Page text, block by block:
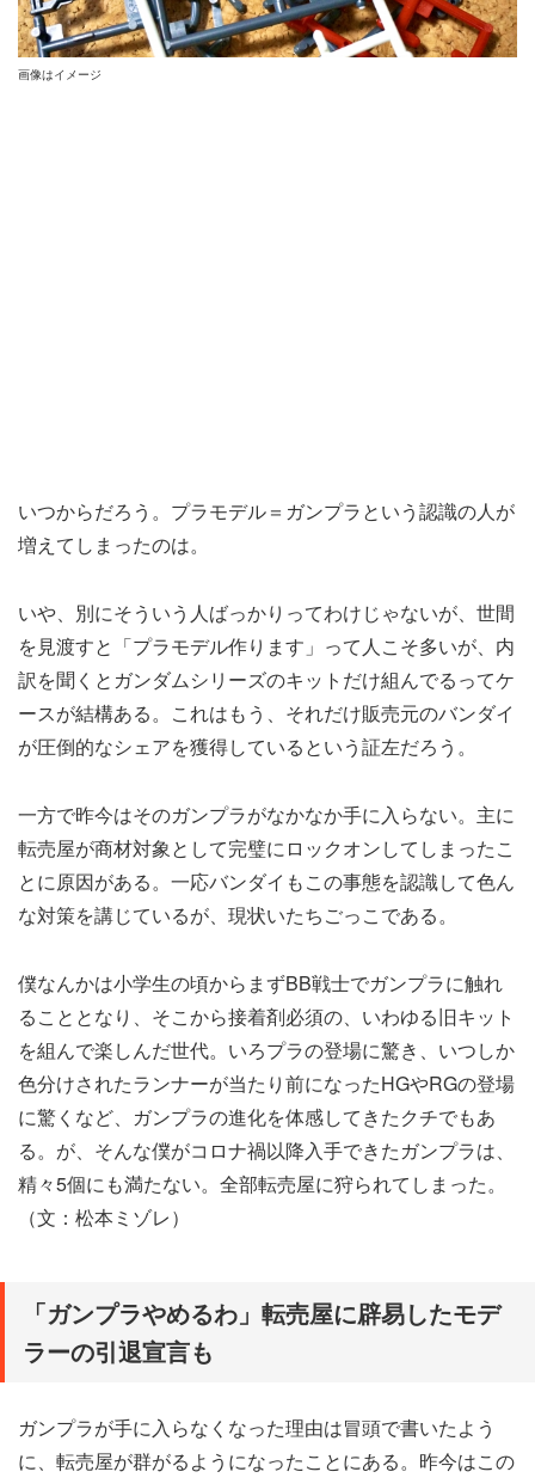
画像はイメージ
いつからだろう。プラモデル＝ガンプラという認識の人が
増えてしまったのは。
いや、別にそういう人ばっかりってわけじゃないが、世間
を見渡すと「プラモデル作ります」って人こそ多いが、内
訳を聞くとガンダムシリーズのキットだけ組んでるってケ
ースが結構ある。これはもう、それだけ販売元のバンダイ
が圧倒的なシェアを獲得しているという証左だろう。
一方で昨今はそのガンプラがなかなか手に入らない。主に
転売屋が商材対象として完璧にロックオンしてしまったこ
とに原因がある。一応バンダイもこの事態を認識して色ん
な対策を講じているが、現状いたちごっこである。
僕なんかは小学生の頃からまずBB戦士でガンプラに触れ
ることとなり、そこから接着剤必須の、いわゆる旧キット
を組んで楽しんだ世代。いろプラの登場に驚き、いつしか
色分けされたランナーが当たり前になったHGやRGの登場
に驚くなど、ガンプラの進化を体感してきたクチでもあ
る。が、そんな僕がコロナ禍以降入手できたガンプラは、
精々5個にも満たない。全部転売屋に狩られてしまった。
（文：松本ミゾレ）
「ガンプラやめるわ」転売屋に辟易したモデ
ラーの引退宣言も
ガンプラが手に入らなくなった理由は冒頭で書いたよう
に、転売屋が群がるようになったことにある。昨今はこの